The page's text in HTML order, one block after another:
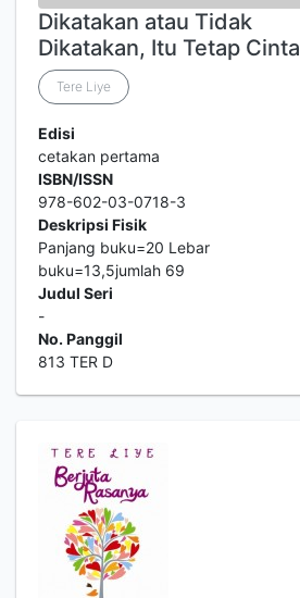
Dikatakan atau Tidak
Dikatakan, Itu Tetap Cinta
Tere Liye
Edisi
cetakan pertama
ISBN/ISSN
978-602-03-0718-3
Deskripsi Fisik
Panjang buku=20 Lebar
buku=13,5jumlah 69
Judul Seri
-
No. Panggil
813 TER D